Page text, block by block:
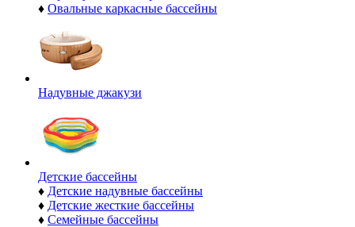
♦ Овальные каркасные бассейны
Надувные джакузи
Детские бассейны
♦ Детские надувные бассейны
♦ Детские жесткие бассейны
♦ Семейные бассейны